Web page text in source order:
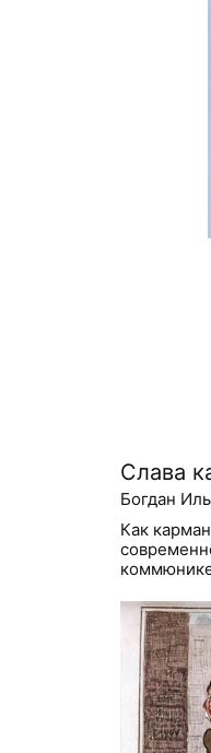
Слава
Богдан
Как